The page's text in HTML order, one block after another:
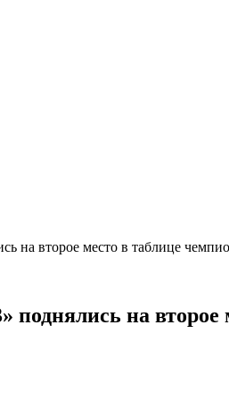
на второе место в таблице
поднялись на